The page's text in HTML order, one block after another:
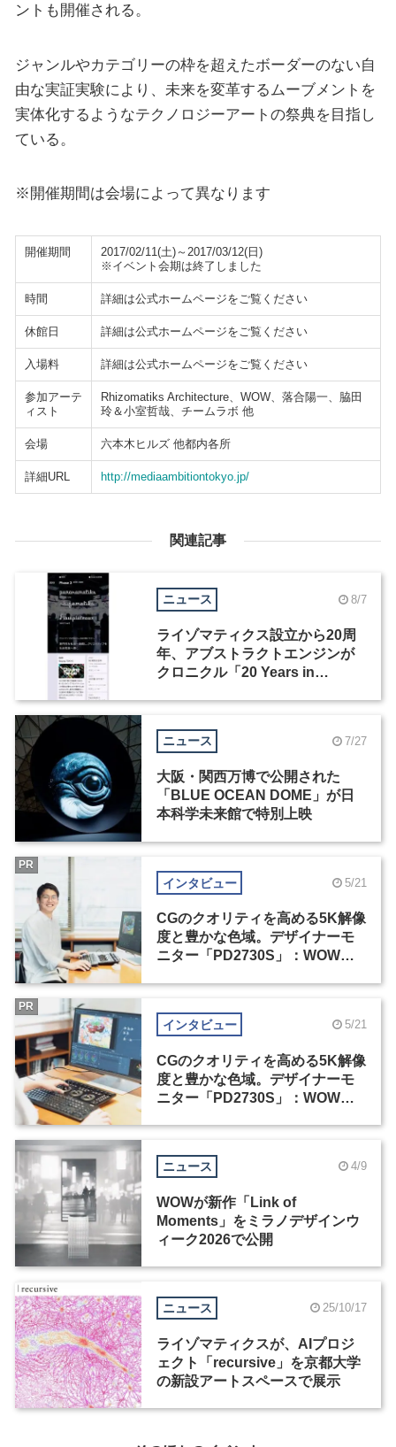
ントも開催される。
ジャンルやカテゴリーの枠を超えたボーダーのない自
由な実証実験により、未来を変革するムーブメントを
実体化するようなテクノロジーアートの祭典を目指し
ている。
※開催期間は会場によって異なります
開催期間
2017/02/11(土)～2017/03/12(日)
※イベント会期は終了しました
時間 詳細は公式ホームページをご覧ください
休館日 詳細は公式ホームページをご覧ください
入場料 詳細は公式ホームページをご覧ください
参加アーテ
ィスト
Rhizomatiks Architecture、WOW、落合陽一、脇田
玲＆小室哲哉、チームラボ 他
会場 六本木ヒルズ 他都内各所
詳細URL http://mediaambitiontokyo.jp/
関連記事
ニュース 8/7
ライゾマティクス設立から20周
年、アブストラクトエンジンが
クロニクル「20 Years in
ニュース 7/27
大阪・関西万博で公開された
「BLUE OCEAN DOME」が日
本科学未来館で特別上映
インタビュー 5/21
CGのクオリティを高める5K解像
度と豊かな色域。デザイナーモ
ニター「PD2730S」：WOW塚
PR
インタビュー 5/21
CGのクオリティを高める5K解像
度と豊かな色域。デザイナーモ
ニター「PD2730S」：WOW塚
PR
ニュース 4/9
WOWが新作「Link of
Moments」をミラノデザインウ
ィーク2026で公開
ニュース 25/10/17
ライゾマティクスが、AIプロジ
ェクト「recursive」を京都大学
の新設アートスペースで展示